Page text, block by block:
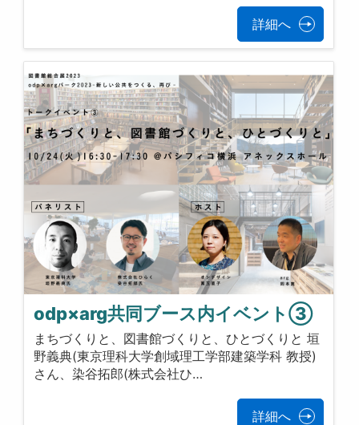
詳細へ
odp×arg共同ブース内イベント③
まちづくりと、図書館づくりと、ひとづくりと 垣
野義典(東京理科大学創域理工学部建築学科 教授)
さん、染谷拓郎(株式会社ひ…
詳細へ